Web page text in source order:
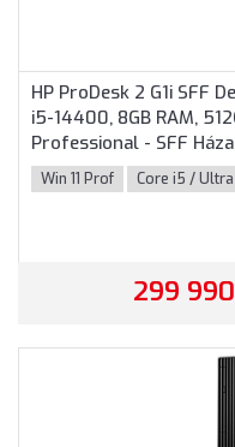
HP ProDesk 2 G1i SFF
i5-14400, 8GB RAM,
Professional - SFF
garancia
Win 11 Prof Core i5 /
299